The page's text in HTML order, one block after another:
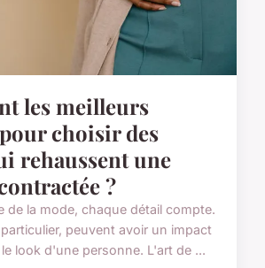
les meilleurs
choisir des
rehaussent une
?
de la mode, chaque détail compte.
peuvent avoir un impact
look d'une personne. L'art de ...